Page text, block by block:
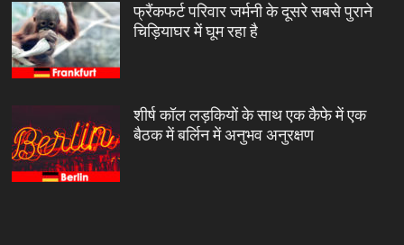
फ्रैंकफर्ट परिवार जर्मनी के दूसरे सबसे पुराने
चिड़ियाघर में घूम रहा है
शीर्ष कॉल लड़कियों के साथ एक कैफे में एक
बैठक में बर्लिन में अनुभव अनुरक्षण